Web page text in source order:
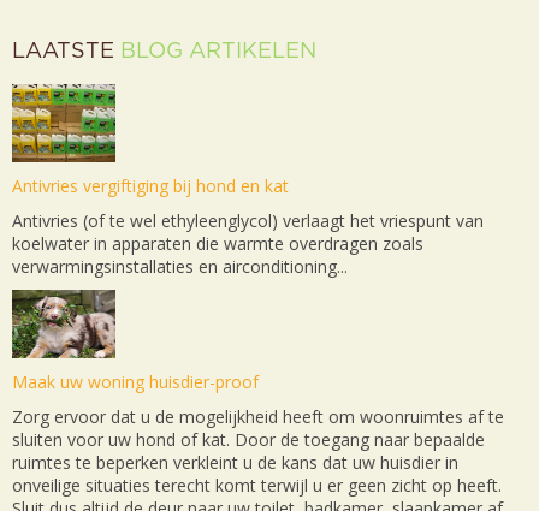
LAATSTE BLOG ARTIKELEN
Antivries vergiftiging bij hond en kat
Antivries (of te wel ethyleenglycol) verlaagt het vriespunt van
koelwater in apparaten die warmte overdragen zoals
verwarmingsinstallaties en airconditioning...
Maak uw woning huisdier-proof
Zorg ervoor dat u de mogelijkheid heeft om woonruimtes af te
sluiten voor uw hond of kat. Door de toegang naar bepaalde
ruimtes te beperken verkleint u de kans dat uw huisdier in
onveilige situaties terecht komt terwijl u er geen zicht op heeft.